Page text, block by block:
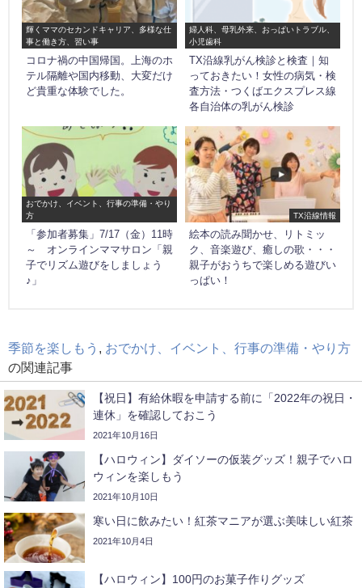
輝くママのセカンドキャリア、多様な仕
事と働き方、習い事
コロナ禍の中国帰国。上海のホ
テル隔離や国内移動、大変だけ
ど貴重な体験でした。
婦人科、母乳外来、おっぱいトラブル、
小児歯科
TX沿線乳がん検診と検査｜知
っておきたい！女性の病気・検
査方法・つくばエクスプレス線
各自治体の乳がん検診
おでかけ、イベント、行事の準備・やり
方
「参加者募集」7/17（金）11時
～ オンラインママサロン「親
子でリズム遊びをしましょう
♪」
TX沿線情報
絵本の読み聞かせ、リトミッ
ク、音楽遊び、癒しの歌・・・
親子がおうちで楽しめる遊びい
っぱい！
季節を楽しもう
おでかけ、イベント、行事の準備・やり方
の関連記事
【祝日】有給休暇を申請する前に「2022年の祝日・
連休」を確認しておこう
2021年10月16日
【ハロウィン】ダイソーの仮装グッズ！親子でハロ
ウィンを楽しもう
2021年10月10日
寒い日に飲みたい！紅茶マニアが選ぶ美味しい紅茶
2021年10月4日
【ハロウィン】100円のお菓子作りグッズ